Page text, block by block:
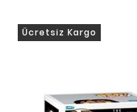
Ücretsiz Kargo